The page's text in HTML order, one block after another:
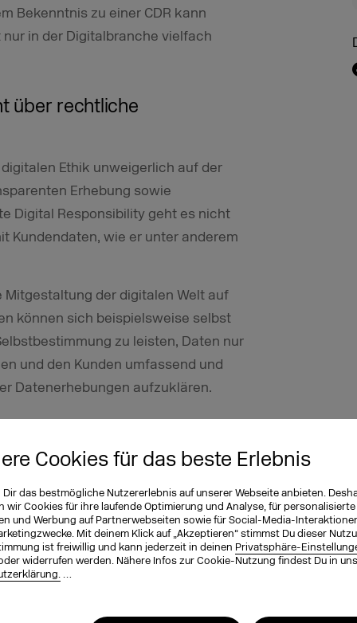
Cookies für das beste Erlebnis
Dir das bestmögliche Nutzererlebnis auf unserer Webseite anbieten.
wir Cookies für ihre laufende Optimierung und Analyse, für personalisierte
und Werbung auf Partnerwebseiten sowie für Social-Media-
Mit deinem Klick auf „Akzeptieren“ stimmst Du dieser
ist freiwillig und kann jederzeit in deinen Privatsphäre-
widerrufen werden. Nähere Infos zur Cookie-Nutzung findest Du in
…
Bekenntnis zu einer CDR kann
in der Digitalbranche vielfach
über rechtliche
Ethik unweigerlich auf der
Erhebung sowie
Digital Responsibility geht es nicht
Kundendaten, wie er unter anderem
Mitgestaltung der digitalen Welt auf
können sich beispielsweise selbst
zu leisten, Daten nur
und den Kunden umfassend und
Datenerhebungen aufzuklären.
Responsibility – was ist
der CDR ist das der CSR, der
CSR lassen sich vielfach
Unternehmen beides in ihr
auf einer allgemeineren
eines Unternehmens bezieht,
um eine speziellere Form der